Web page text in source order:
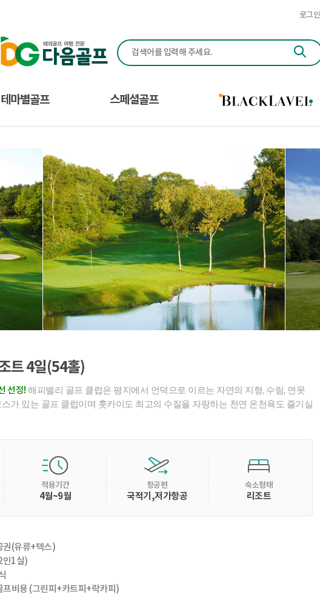
로그인
다음골프(Daum Golf) - 맞춤형 해외 골프 여행 전문
테마별골프 스페셜골프
트 4일(54홀)
선정! 해피밸리 골프 클럽은 평지에서 언덕으로 이르는 자연의 지형, 수림, 연못
가 있는 골프 클럽이며 훗카이도 최고의 수질을 자랑하는 천연 온천욕도 즐기실
적용기간
4월~9월
항공편
국적기,저가항공
숙소형태
리조트
(유류+텍스)
1실)
비용 (그린피+카트피+락카피)